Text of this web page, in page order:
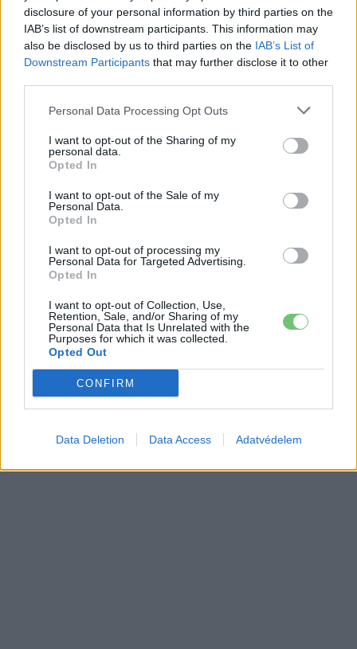
disclosure of your personal information by third parties on the
IAB’s list of downstream participants. This information may
also be disclosed by us to third parties on the IAB’s List of
Downstream Participants that may further disclose it to other
Personal Data Processing Opt Outs
I want to opt-out of the Sharing of my
personal data.
Opted In
I want to opt-out of the Sale of my
Personal Data.
Opted In
I want to opt-out of processing my
Personal Data for Targeted Advertising.
Opted In
I want to opt-out of Collection, Use,
Retention, Sale, and/or Sharing of my
Personal Data that Is Unrelated with the
Purposes for which it was collected.
Opted Out
CONFIRM
Data Deletion Data Access Adatvédelem
Kovács Kata
KAPCSOLÓDÓ CIKKEK
Akkumulátor
A BYD hat szabadalommal készül a
áttörésre
Elektromos
Smart #2 – kiderült az ár és a
végsebesség is
autó
Supercharger-hálózaton